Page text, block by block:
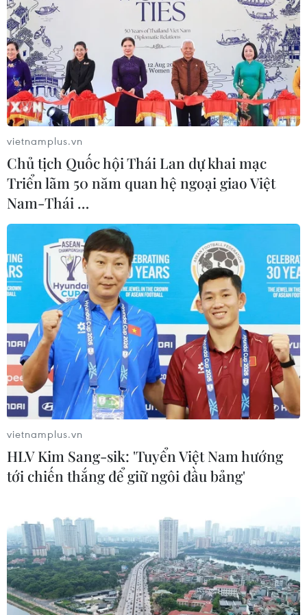
TIN LIÊN QUAN
V-League 2019: Hoàng Anh Gia Lai bị
Becamex Bình Dương cầm hòa
19/05/2019 13:26
Với trận hòa này, Hoàng Anh Gia Lai tạm vươn lên vị trí
thứ 6 với 14 điểm, trong khi Becamex Bình Dương đứng
ở vị trí thứ 8, với 12 điểm.
Vòng 11 V-League: HAGL bại trận, Sanna
vietnamplus.vn
Chủ tịch Quốc hội Thái Lan dự khai mạc
Triển lãm 50 năm quan hệ ngoại giao Việt
Nam-Thái …
vietnamplus.vn
HLV Kim Sang-sik: 'Tuyển Việt Nam hướng
tới chiến thắng để giữ ngôi đầu bảng'